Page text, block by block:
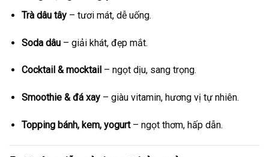
Trà dâu tây– tươi mát, dễ uống.
Soda dâu– giải khát, đẹp mắt.
Cocktail & mocktail – ngọt dịu, sang trọng.
Smoothie & đá xay– giàu vitamin, hương vị tự nhiên.
Topping bánh, kem, yogurt– ngọt thơm, hấp dẫn.